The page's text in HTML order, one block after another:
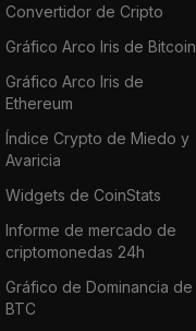
Convertidor de Cripto
Gráfico Arco Iris de Bitcoin
Gráfico Arco Iris de
Ethereum
Índice Crypto de Miedo y
Avaricia
Widgets de CoinStats
Informe de mercado de
criptomonedas 24h
Gráfico de Dominancia de
BTC